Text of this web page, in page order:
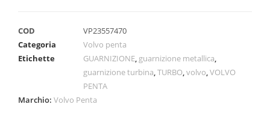
COD
VP23557470
Categoria
Volvo penta
Etichette
GUARNIZIONE, guarnizione metallica,
guarnizione turbina,TURBO,volvo,VOLVO
PENTA
Marchio: Volvo Penta